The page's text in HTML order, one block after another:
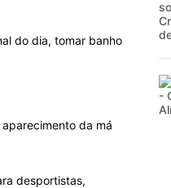
do dia, tomar banho
da má
desportistas,